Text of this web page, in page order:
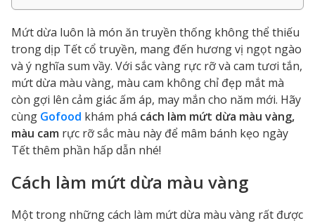
Mứt dừa luôn là món ăn truyền thống không thể thiếu
trong dịp Tết cổ truyền, mang đến hương vị ngọt ngào
và ý nghĩa sum vầy. Với sắc vàng rực rỡ và cam tươi tắn,
mứt dừa màu vàng, màu cam không chỉ đẹp mắt mà
còn gợi lên cảm giác ấm áp, may mắn cho năm mới. Hãy
cùng Gofood khám phá cách làm mứt dừa màu vàng,
màu cam rực rỡ sắc màu này để mâm bánh kẹo ngày
Tết thêm phần hấp dẫn nhé!
Cách làm mứt dừa màu vàng
Một trong những cách làm mứt dừa màu vàng rất được